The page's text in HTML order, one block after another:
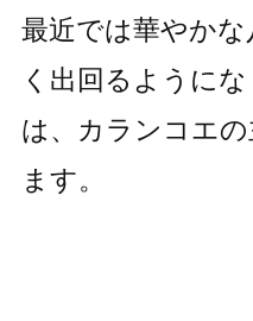
最近では華やか
く出回るように
は、カランコエ
ます。